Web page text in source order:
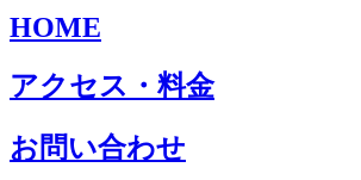
HOME
アクセス・料金
お問い合わせ